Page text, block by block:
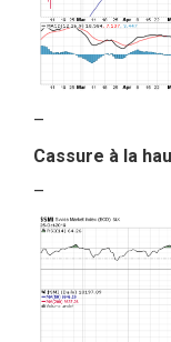
–
Cassure à la
–